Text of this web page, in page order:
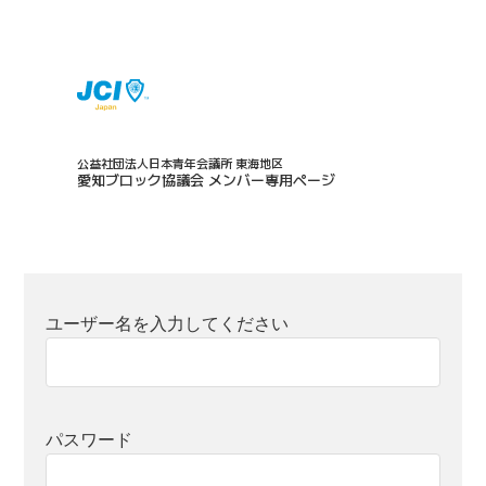
公益社団法人日本青年会議所 東海地区
愛知ブロック協議会 メンバー専用ページ
ユーザー名を入力してください
パスワード